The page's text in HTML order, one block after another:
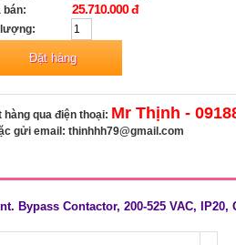
bán:
25.710.000 đ
hàng qua điện thoại: Mr Thịnh -
gửi email: thinhhh79@gmail.com
Bypass Contactor, 200-525 VAC, IP20,